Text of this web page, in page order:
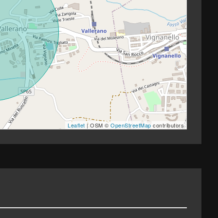
Leaflet | OSM ©OpenStreetMap contributors